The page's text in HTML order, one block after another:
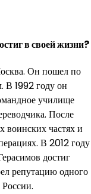
в своей жизни?
Он пошел по
В 1992 году он
училище
После
воинских частях и
В 2012 году
достиг
репутацию одного